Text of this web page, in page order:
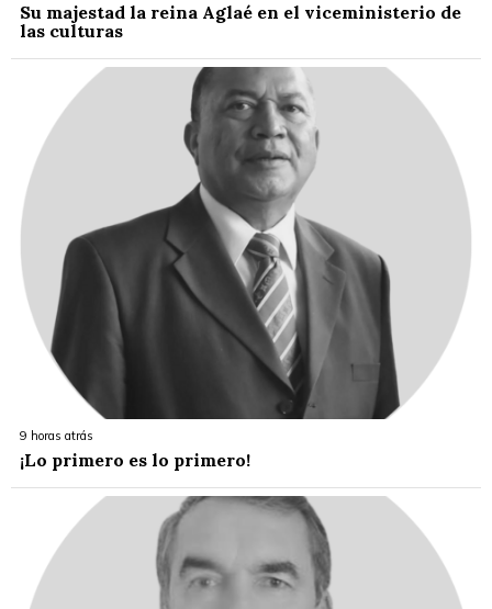
Su majestad la reina Aglaé en el viceministerio de
las culturas
9 horas atrás
¡Lo primero es lo primero!